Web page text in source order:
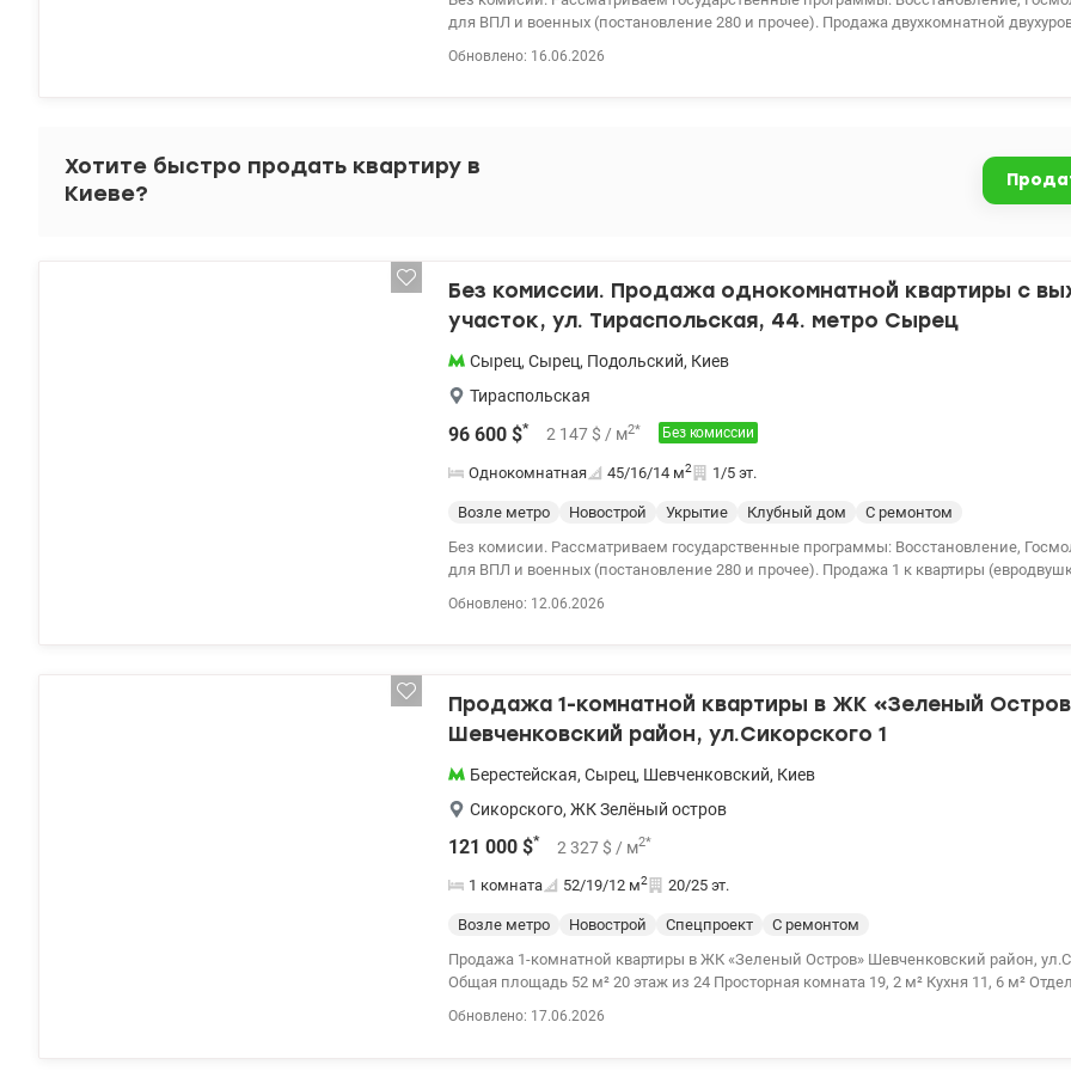
для ВПЛ и военных (постановление 280 и прочее). Продажа двухкомнатной
заведения, спортивный комплекс, магазины, кафе, банкоматы, салоны, аптеки,
Остановки общественного транспорта и городской электрички. До метро Сырец 500
опыт помощи при покупке квартир по государственным программам, безналичный
Обновлено: 16.06.2026
Хотите быстро продать квартиру в
Киеве?
Без комиссии. Продажа однокомнатной квартиры с
участок, ул. Тираспольская, 44. метро Сырец
Сырец, Сырец, Подольский, Киев
Тираспольская
96 600 $* 2 147 $ / м2* Без комиссии
Однокомнатная 45/16/14 м2 1/5 эт.
Возле метро Новострой Укрытие Клубный дом
С ремонтом
Без комисии. Рассматриваем государственные программы: Восстановление,
для ВПЛ и военных (постановление 280 и прочее). Продажа 1 к квартиры
кафе, банкоматы, салоны, аптеки, новая почта. Остановки общественного
электрички. До метро Сырец 5-10 минут пешком. Большой опыт помощи при покупке
государственным программам, безналичный расчет 1) Госмолодежь, Еоселя (Е-
Восстановление, Сертификат 2) Жилье для ВПЛ и военных (постановление 280 и др.)
Без комиссии для покупателя. Звоните. Записывайтесь на просмотр. Александр
0972910726 valion.ua/1152234
Обновлено: 12.06.2026
Продажа 1-комнатной квартиры в ЖК «Зеленый
Шевченковский район, ул.Сикорского 1
Берестейская, Сырец, Шевченковский, Киев
Сикорского, ЖК Зелёный остров
121 000 $* 2 327 $ / м2*
1 комната 52/19/12 м2 20/25 эт.
Возле метро Новострой Спецпроект
С ремонтом
Продажа 1-комнатной квартиры в ЖК «Зеленый Остров» Шевченковский район,
Общая площадь 52 м² 20 этаж из 24 Просторная комната 19, 2 м² Кухня 11, 6 м²
Обновлено: 17.06.2026